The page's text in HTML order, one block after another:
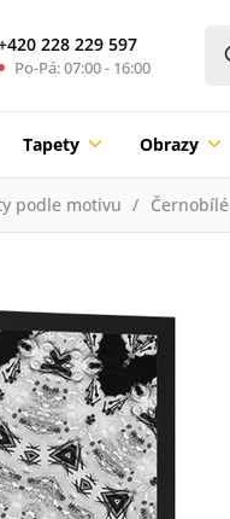
228 229 597
Po-Pá: 07:00 - 16:00
Tapety Obrazy
podle motivu Černobílé